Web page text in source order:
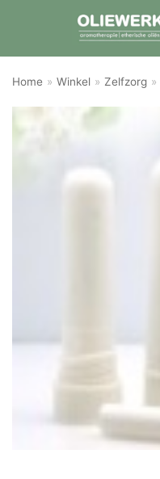
de
inhoud
Home » Winkel » Zelfzorg »